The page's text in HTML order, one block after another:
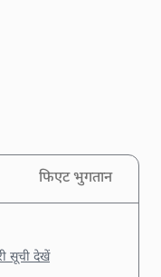
फिएट भुगतान
सूची देखें